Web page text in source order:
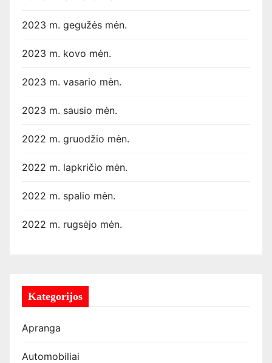
2023 m. gegužės mėn.
2023 m. kovo mėn.
2023 m. vasario mėn.
2023 m. sausio mėn.
2022 m. gruodžio mėn.
2022 m. lapkričio mėn.
2022 m. spalio mėn.
2022 m. rugsėjo mėn.
Kategorijos
Apranga
Automobiliai